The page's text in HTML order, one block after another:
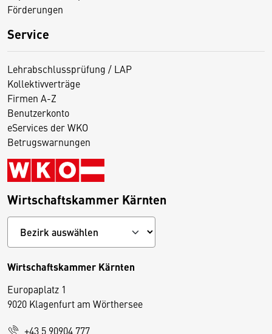
Förderungen
Service
Lehrabschlussprüfung / LAP
Kollektivverträge
Firmen A-Z
Benutzerkonto
eServices der WKO
Betrugswarnungen
Wirtschaftskammer Kärnten
Wirtschaftskammer Kärnten
Europaplatz 1
9020 Klagenfurt am Wörthersee
+43 5 90904 777